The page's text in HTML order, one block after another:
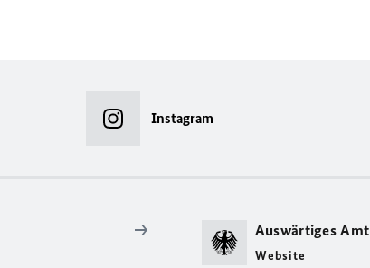
Instagram
Auswärtiges Amt
Website